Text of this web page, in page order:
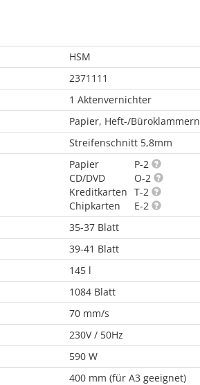
HSM
2371111
1 Aktenvernichter
Papier, Heft-/
Streifenschnitt 5,8mm
Papier
P-2
CD/DVD
O-2
Kreditkarten T-2
Chipkarten
E-2
35-37 Blatt
39-41 Blatt
145 l
1084 Blatt
70 mm/s
230V / 50Hz
590 W
400 mm (für A3 geeignet)